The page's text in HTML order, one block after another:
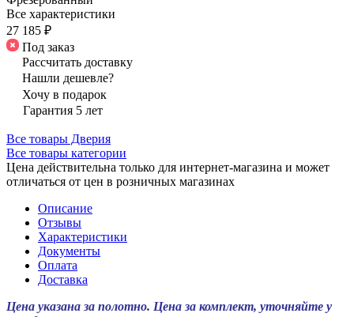
Все характеристики
27 185 ₽
Под заказ
Рассчитать доставку
Нашли дешевле?
Хочу в подарок
Гарантия 5 лет
Все товары Дверия
Все товары категории
Цена действительна только для интернет-магазина и может
отличаться от цен в розничных магазинах
Описание
Отзывы
Характеристики
Документы
Оплата
Доставка
Цена указана за полотно. Цена за комплект, уточняйте у